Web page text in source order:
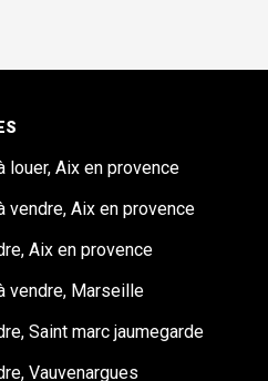
louer, Aix en provence
vendre, Aix en provence
Aix en provence
vendre, Marseille
Saint marc jaumegarde
Vauvenargues